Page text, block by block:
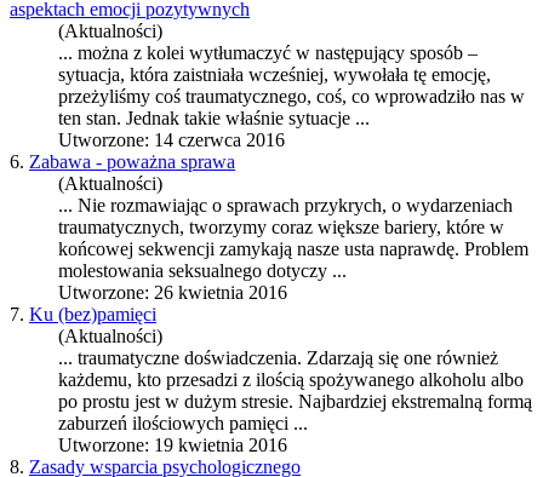
aspektach emocji pozytywnych
(Aktualności)
... można z kolei wytłumaczyć w następujący sposób –
sytuacja, która zaistniała wcześniej, wywołała tę emocję,
przeżyliśmy coś traumatycznego, coś, co wprowadziło nas w
ten stan. Jednak takie właśnie sytuacje ...
Utworzone: 14 czerwca 2016
6. Zabawa - poważna sprawa
(Aktualności)
... Nie rozmawiając o sprawach przykrych, o wydarzeniach
traumatycznych, tworzymy coraz większe bariery, które w
końcowej sekwencji zamykają nasze usta naprawdę. Problem
molestowania seksualnego dotyczy ...
Utworzone: 26 kwietnia 2016
7. Ku (bez)pamięci
(Aktualności)
... traumatyczne doświadczenia. Zdarzają się one również
każdemu, kto przesadzi z ilością spożywanego alkoholu albo
po prostu jest w dużym stresie. Najbardziej ekstremalną formą
zaburzeń ilościowych pamięci ...
Utworzone: 19 kwietnia 2016
8. Zasady wsparcia psychologicznego